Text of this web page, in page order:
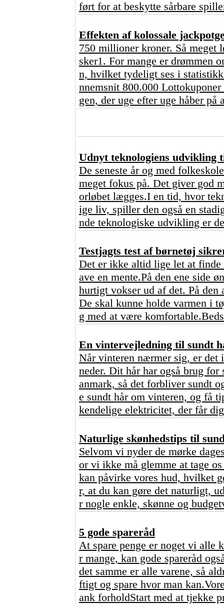
ført for at beskytte sårbare
Effekten af kolossale
750 millioner kroner. Så meget
sker1. For mange er drømmen
n, hvilket tydeligt ses i
nnemsnit 800.000
gen, der uge efter uge håber
Udnyt teknologiens
De seneste år og med
meget fokus på. Det giver god
orløbet lægges.I en tid, hvor
ige liv, spiller den også en
nde teknologiske udvikling er
Testjagts test af børnetøj
Det er ikke altid lige let at
ave en mente.På den ene side
hurtigt vokser ud af det. På
De skal kunne holde varmen i
g med at være
En vintervejledning til sundt
Når vinteren nærmer sig, er det
neder. Dit hår har også brug
anmark, så det forbliver sundt
e sundt hår om vinteren, og få
kendelige elektricitet, der får
Naturlige skønhedstips til
Selvom vi nyder de mørke
or vi ikke må glemme at tage
kan påvirke vores hud, hvilket
r, at du kan gøre det naturligt,
r nogle enkle, skønne og
5 gode spareråd
At spare penge er noget vi alle
r mange, kan gode spareråd
det samme er alle varene, så
ftigt og spare hvor man
ank forholdStart med at tjekke